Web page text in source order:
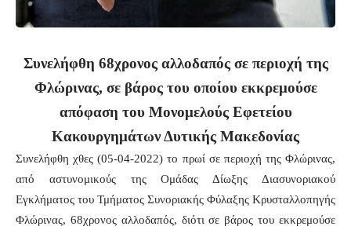
Συνελήφθη 68χρονος αλλοδαπός σε περιοχή της
Φλώρινας, σε βάρος του οποίου εκκρεμούσε
απόφαση του Μονομελούς Εφετείου
Κακουργημάτων Δυτικής Μακεδονίας
Συνελήφθη χθες (05-04-2022) το πρωί σε περιοχή της Φλώρινας,
από αστυνομικούς της Ομάδας Δίωξης Διασυνοριακού
Εγκλήματος του Τμήματος Συνοριακής Φύλαξης Κρυσταλλοπηγής
Φλώρινας, 68χρονος αλλοδαπός, διότι σε βάρος του εκκρεμούσε